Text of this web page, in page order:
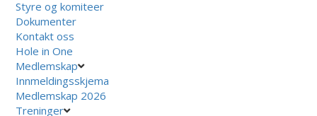
Styre og komiteer
Dokumenter
Kontakt oss
Hole in One
Medlemskap
Innmeldingsskjema
Medlemskap 2026
Treninger